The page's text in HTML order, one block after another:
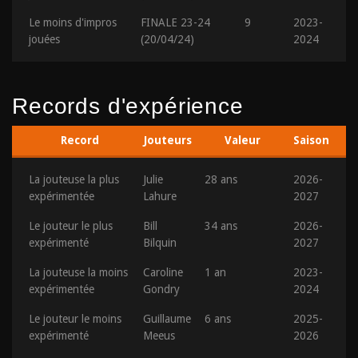
Le moins d'impros
jouées
FINALE 23-24
(20/04/24)
9
2023-
2024
Records d'expérience
Record Jouteurs Valeur Saison
La jouteuse la plus
expérimentée
Julie
Lahure
28 ans
2026-
2027
Le jouteur le plus
expérimenté
Bill
Bilquin
34 ans
2026-
2027
La jouteuse la moins
expérimentée
Caroline
Gondry
1 an
2023-
2024
Le jouteur le moins
expérimenté
Guillaume
Meeus
6 ans
2025-
2026